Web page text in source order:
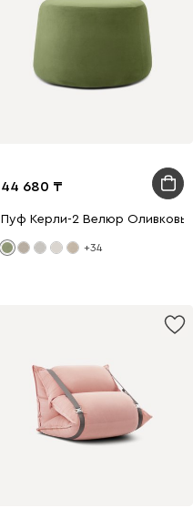
44 680
Пуф Керли-2 Велюр
+34